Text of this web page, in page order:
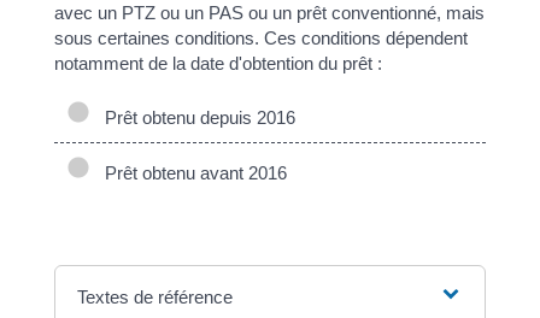
avec un PTZ ou un PAS ou un prêt conventionné, mais
sous certaines conditions. Ces conditions dépendent
notamment de la date d'obtention du prêt :
Prêt obtenu depuis 2016
Prêt obtenu avant 2016
Textes de référence